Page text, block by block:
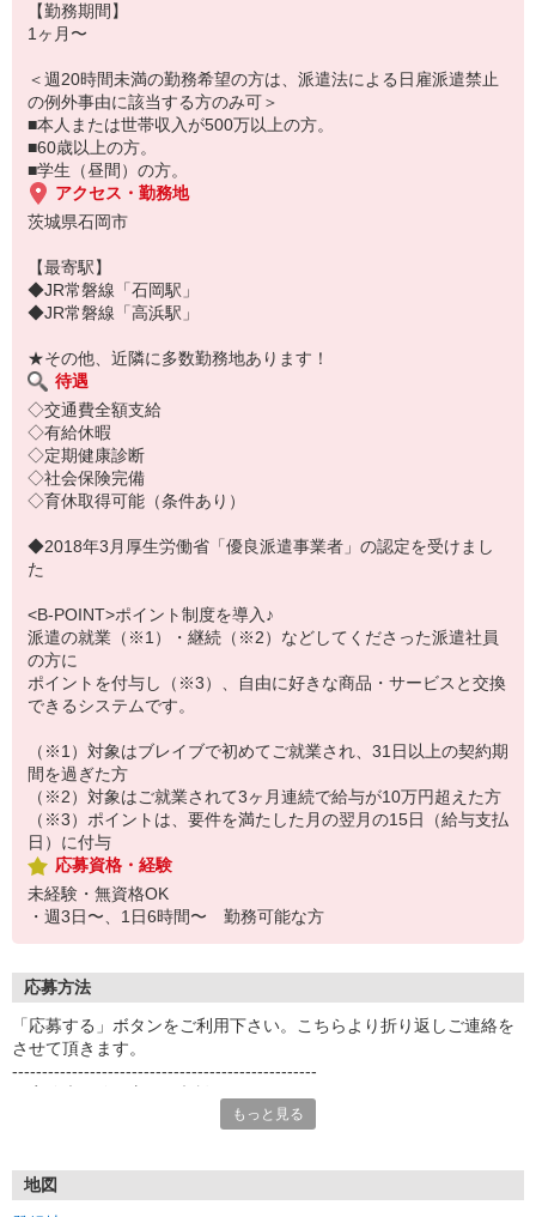
【勤務期間】
1ヶ月〜
＜週20時間未満の勤務希望の方は、派遣法による日雇派遣禁止
の例外事由に該当する方のみ可＞
■本人または世帯収入が500万以上の方。
■60歳以上の方。
■学生（昼間）の方。
アクセス・勤務地
茨城県石岡市
【最寄駅】
◆JR常磐線「石岡駅」
◆JR常磐線「高浜駅」
★その他、近隣に多数勤務地あります！
待遇
◇交通費全額支給
◇有給休暇
◇定期健康診断
◇社会保険完備
◇育休取得可能（条件あり）
◆2018年3月厚生労働省「優良派遣事業者」の認定を受けまし
た
<B-POINT>ポイント制度を導入♪
派遣の就業（※1）・継続（※2）などしてくださった派遣社員
の方に
ポイントを付与し（※3）、自由に好きな商品・サービスと交換
できるシステムです。
（※1）対象はブレイブで初めてご就業され、31日以上の契約期
間を過ぎた方
（※2）対象はご就業されて3ヶ月連続で給与が10万円超えた方
（※3）ポイントは、要件を満たした月の翌月の15日（給与支払
日）に付与
応募資格・経験
未経験・無資格OK
・週3日〜、1日6時間〜 勤務可能な方
応募方法
「応募する」ボタンをご利用下さい。こちらより折り返しご連絡を
させて頂きます。
---------------------------------------------------
・週3日〜、1日6時間〜 勤務可能な方
の仮登録もOK。
もっと見る
地図